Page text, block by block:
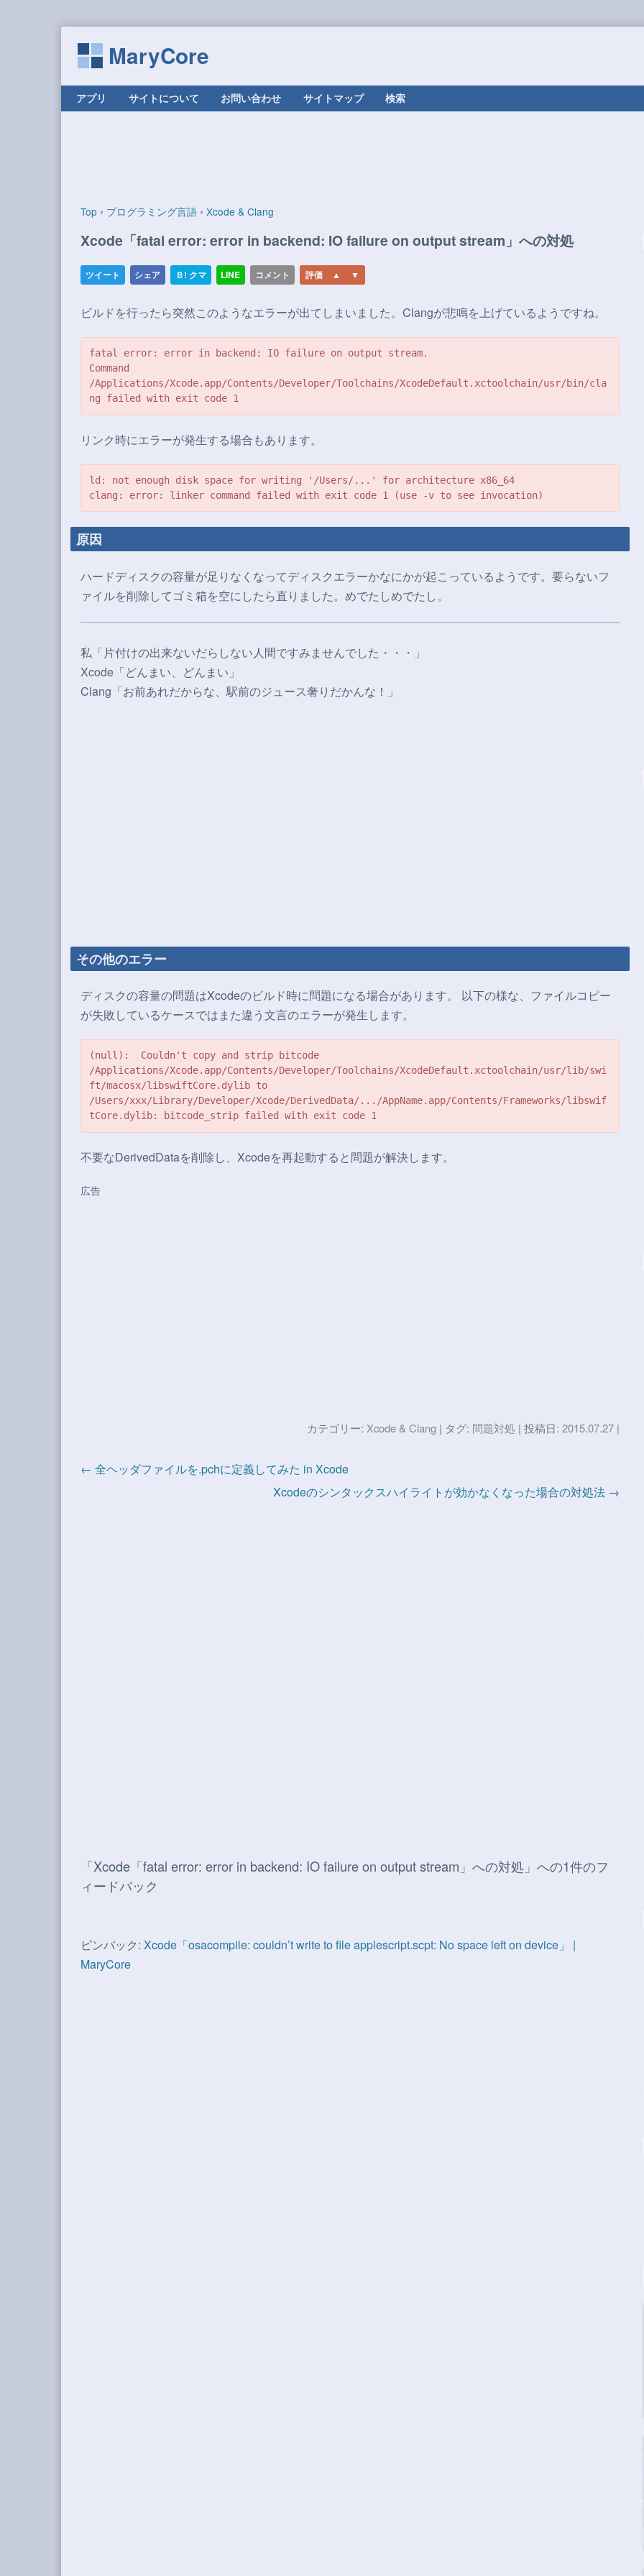
MaryCore
コンテンツへ移動
アプリ サイトについて お問い合わせ サイトマップ 検索
Top › プログラミング言語 › Xcode & Clang
Xcode「fatal error: error in backend: IO failure on output stream」への対処
ビルドを行ったら突然このようなエラーが出てしまいました。Clangが悲鳴を上げているようですね。
fatal error: error in backend: IO failure on output stream.
Command
/Applications/Xcode.app/Contents/Developer/Toolchains/XcodeDefault.xctoolchain/usr/bin/cla
ng failed with exit code 1
リンク時にエラーが発生する場合もあります。
ld: not enough disk space for writing '/Users/...' for architecture x86_64
clang: error: linker command failed with exit code 1 (use -v to see invocation)
原因
ハードディスクの容量が足りなくなってディスクエラーかなにかが起こっているようです。要らないフ
ァイルを削除してゴミ箱を空にしたら直りました。めでたしめでたし。
私「片付けの出来ないだらしない人間ですみませんでした・・・」
Xcode「どんまい、どんまい」
Clang「お前あれだからな、駅前のジュース奢りだかんな！」
その他のエラー
ディスクの容量の問題はXcodeのビルド時に問題になる場合があります。 以下の様な、ファイルコピー
が失敗しているケースではまた違う文言のエラーが発生します。
(null):  Couldn't copy and strip bitcode
/Applications/Xcode.app/Contents/Developer/Toolchains/XcodeDefault.xctoolchain/usr/lib/swi
ft/macosx/libswiftCore.dylib to
/Users/xxx/Library/Developer/Xcode/DerivedData/.../AppName.app/Contents/Frameworks/libswif
tCore.dylib: bitcode_strip failed with exit code 1
不要なDerivedDataを削除し、Xcodeを再起動すると問題が解決します。
広告
カテゴリー:Xcode & Clang | タグ: 問題対処 | 投稿日:2015.07.27 |
← 全ヘッダファイルを.pchに定義してみた in Xcode
Xcodeのシンタックスハイライトが効かなくなった場合の対処法 →
「Xcode「fatal error: error in backend: IO failure on output stream」への対処 」への1件のフ
ィードバック
ピンバック: Xcode「osacompile: couldn’t write to file applescript.scpt: No space left on device」 |
MaryCore